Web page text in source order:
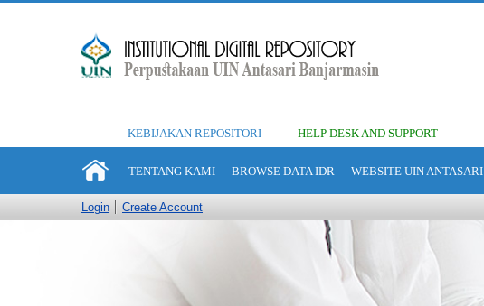
KEBIJAKAN REPOSITORI HELP DESK AND SUPPORT
TENTANG KAMI BROWSE DATA IDR WEBSITE UIN ANTASARI
Login Create Account